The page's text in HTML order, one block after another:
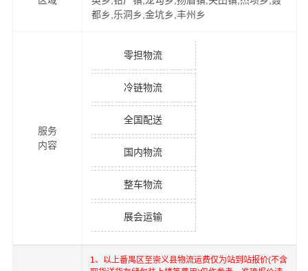
都乡,乐洞乡,金坑乡,丰州乡
服务
内容
零担物流
冷链物流
全国配送
国内物流
整车物流
展会运输
1、以上番禺区 至崇义县物流运费仅为站到站报价(不含